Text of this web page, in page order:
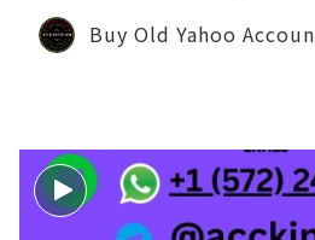
Buy Old Yahoo Accoun